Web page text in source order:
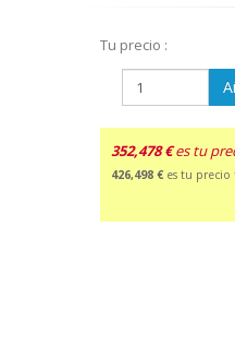
Tu precio :
352,478 € es tu
426,498 € es tu precio